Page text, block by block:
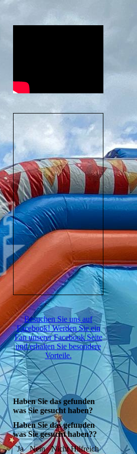
Besuchen Sie uns auf
Facebook! Werden Sie ein
Fan unserer Facebook Seite
und erhalten Sie besondere
Vorteile.
Haben Sie das gefunden
was Sie gesucht haben?
Haben Sie das gefunden
was Sie gesucht haben??
Ja
Nein Nicht Hilfreich